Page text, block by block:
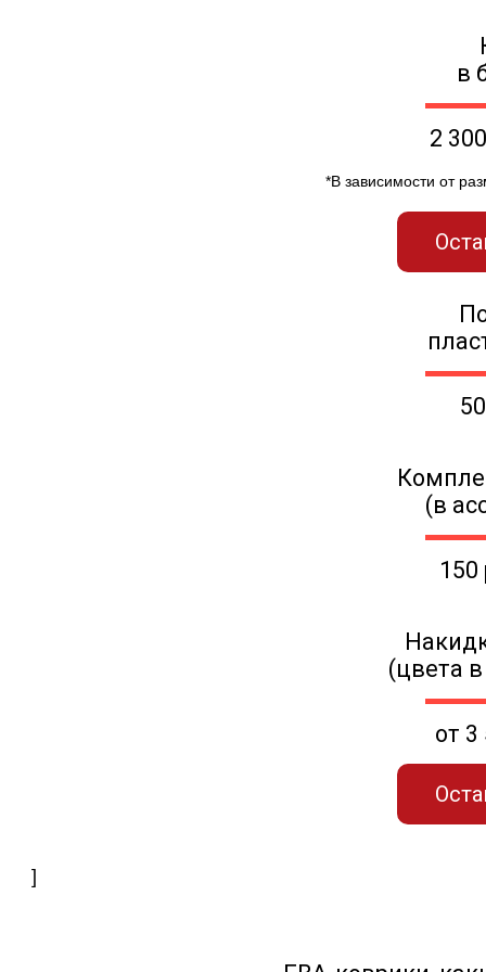
в
2
*В зависимости от
(в
(цвета
от 3
]